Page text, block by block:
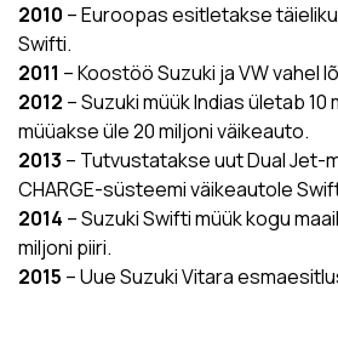
2010 – Euroopas esitletakse
Swifti.
2011 – Koostöö Suzuki ja VW vahel
2012 – Suzuki müük Indias ületab 10
müüakse üle 20 miljoni väikeauto.
2013 – Tutvustatakse uut Dual Jet-
CHARGE-süsteemi väikeautole
2014 – Suzuki Swifti müük kogu
miljoni piiri.
2015 – Uue Suzuki Vitara